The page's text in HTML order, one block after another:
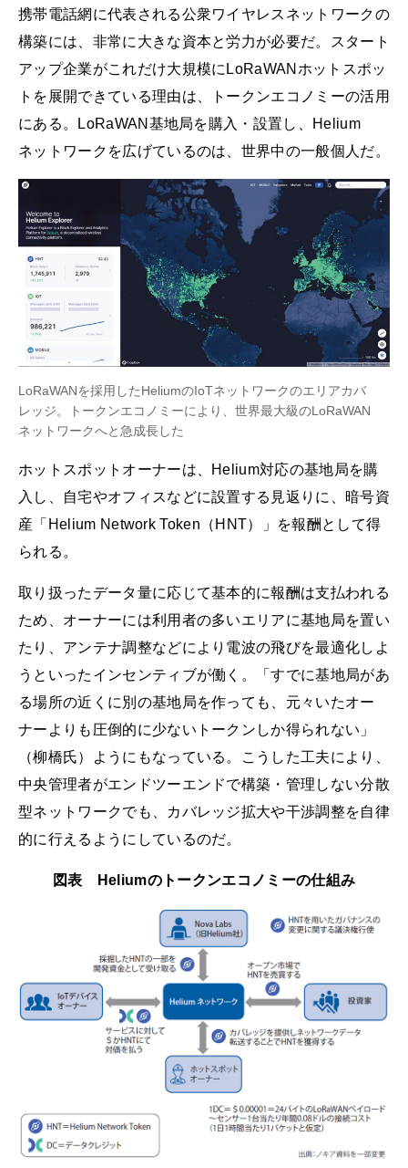
携帯電話網に代表される公衆ワイヤレスネットワークの
構築には、非常に大きな資本と労力が必要だ。スタート
アップ企業がこれだけ大規模にLoRaWANホットスポッ
トを展開できている理由は、トークンエコノミーの活用
にある。LoRaWAN基地局を購入・設置し、Helium
ネットワークを広げているのは、世界中の一般個人だ。
LoRaWANを採用したHeliumのIoTネットワークのエリアカバ
レッジ。トークンエコノミーにより、世界最大級のLoRaWAN
ネットワークへと急成長した
ホットスポットオーナーは、Helium対応の基地局を購
入し、自宅やオフィスなどに設置する見返りに、暗号資
産「Helium Network Token（HNT）」を報酬として得
られる。
取り扱ったデータ量に応じて基本的に報酬は支払われる
ため、オーナーには利用者の多いエリアに基地局を置い
たり、アンテナ調整などにより電波の飛びを最適化しよ
うといったインセンティブが働く。「すでに基地局があ
る場所の近くに別の基地局を作っても、元々いたオー
ナーよりも圧倒的に少ないトークンしか得られない」
（柳橋氏）ようにもなっている。こうした工夫により、
中央管理者がエンドツーエンドで構築・管理しない分散
型ネットワークでも、カバレッジ拡大や干渉調整を自律
的に行えるようにしているのだ。
図表 Heliumのトークンエコノミーの仕組み